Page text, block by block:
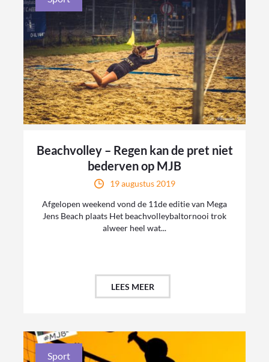
Beachvolley – Regen kan de pret niet
bederven op MJB
19 augustus 2019
Afgelopen weekend vond de 11de editie van Mega
Jens Beach plaats Het beachvolleybaltornooi trok
alweer heel wat...
LEES MEER
Sport